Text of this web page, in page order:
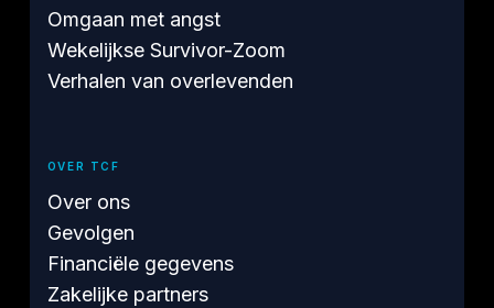
Omgaan met angst
Wekelijkse Survivor-Zoom
Verhalen van overlevenden
OVER TCF
Over ons
Gevolgen
Financiële gegevens
Zakelijke partners